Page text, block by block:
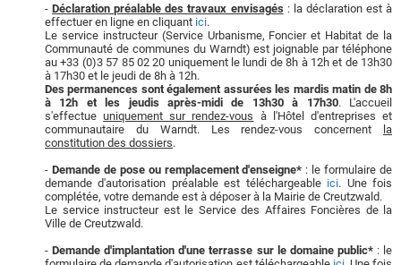
-Déclaration préalable des travaux envisagés: la déclaration est à
effectuer en ligne en cliquant ici.
Le service instructeur (Service Urbanisme, Foncier et Habitat de la
Communauté de communes du Warndt) est joignable par téléphone
au +33 (0)3 57 85 02 20 uniquement le lundi de 8h à 12h et de 13h30
à 17h30 et le jeudi de 8h à 12h.
Des permanences sont également assurées les mardis matin de 8h
à 12h et les jeudis après-midi de 13h30 à 17h30. L'accueil
s'effectue uniquement sur rendez-vous à l'Hôtel d'entreprises et
communautaire du Warndt. Les rendez-vous concernent
la
constitution des dossiers.
- Demande de pose ou remplacement d'enseigne* : le formulaire de
demande d'autorisation préalable est téléchargeable ici. Une fois
complétée, votre demande est à déposer à la Mairie de Creutzwald.
Le service instructeur est le Service des Affaires Foncières de la
Ville de Creutzwald.
-Demande d'implantation d'une terrasse sur le domaine public*: le